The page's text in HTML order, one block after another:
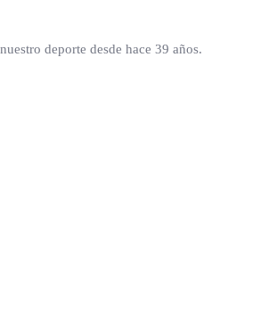
deporte desde hace 39 años.